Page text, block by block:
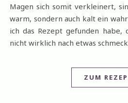
Magen sich somit verkleinert,
warm, sondern auch kalt ein
ich das Rezept gefunden habe,
nicht wirklich nach etwas
ZUM